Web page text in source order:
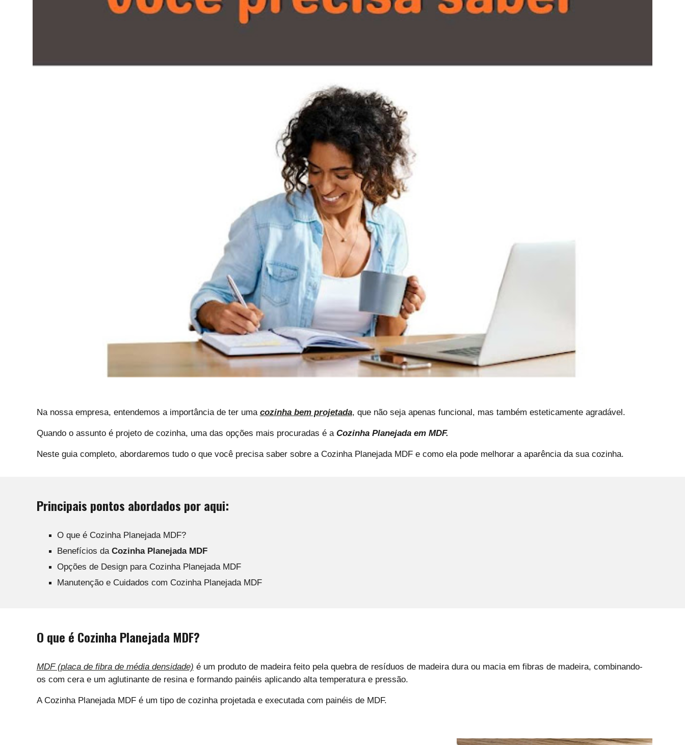
Na nossa empresa, entendemos a importância de ter uma cozinha bem projetada, que não seja apenas funcional, mas também esteticamente agradável.
Quando o assunto é projeto de cozinha, uma das opções mais procuradas é a Cozinha Planejada em MDF.
Neste guia completo, abordaremos tudo o que você precisa saber sobre a Cozinha Planejada MDF e como ela pode melhorar a aparência da sua cozinha.
Principais pontos abordados por aqui:
O que é Cozinha Planejada MDF?
Benefícios da Cozinha Planejada MDF
Opções de Design para Cozinha Planejada MDF
Manutenção e Cuidados com Cozinha Planejada MDF
O que é Cozinha Planejada MDF?
MDF (placa de fibra de média densidade) é um produto de madeira feito pela quebra de resíduos de madeira dura ou macia em fibras de madeira, combinando-
os com cera e um aglutinante de resina e formando painéis aplicando alta temperatura e pressão.
A Cozinha Planejada MDF é um tipo de cozinha projetada e executada com painéis de MDF.